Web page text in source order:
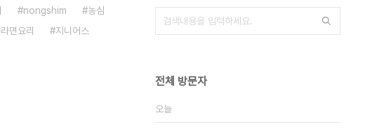
nongshim
농심
라면요리
지니어스
전체 방문자
오늘